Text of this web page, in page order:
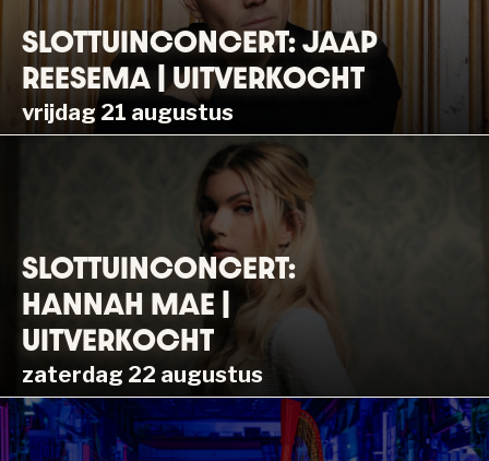
SLOTTUINCONCERT: JAAP
REESEMA | UITVERKOCHT
vrijdag 21 augustus
SLOTTUINCONCERT:
HANNAH MAE |
UITVERKOCHT
zaterdag 22 augustus